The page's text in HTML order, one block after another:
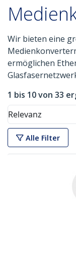
Wir bieten eine
ermöglichen
1 bis 10 von 33
Relevanz
Alle Filter